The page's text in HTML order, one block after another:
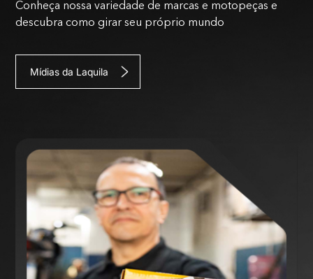
Conheça nossa variedade de marcas e motopeças e
descubra como girar seu próprio mundo
Mídias da Laquila